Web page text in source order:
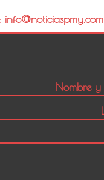
info@noticiaspmy.com